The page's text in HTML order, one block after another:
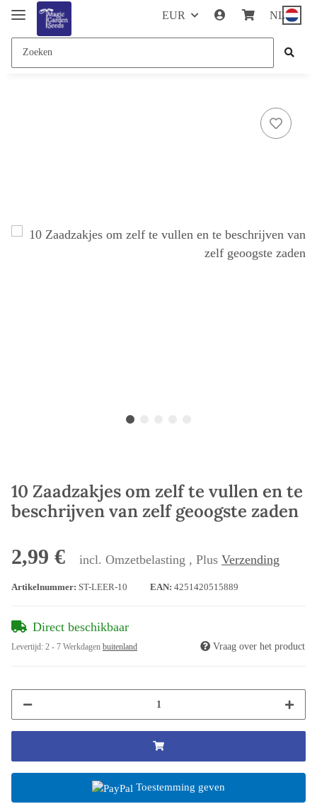
EUR NL
10 Zaadzakjes om zelf te vullen en te
beschrijven van zelf geoogste zaden
2,99 € incl. Omzetbelasting , Plus Verzending
Artikelnummer: ST-LEER-10 EAN: 4251420515889
Direct beschikbaar
Levertijd: 2 - 7 Werkdagen buitenland Vraag over het product
Toestemming geven